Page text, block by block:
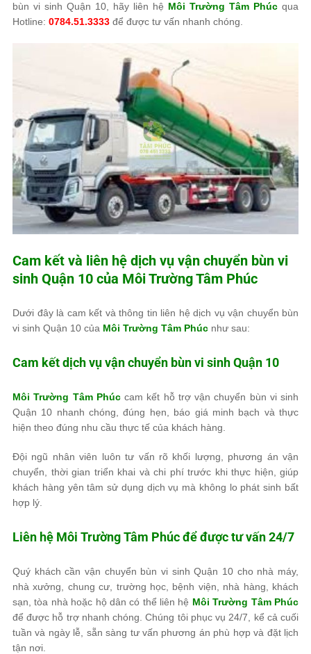
bùn vi sinh Quận 10, hãy liên hệ Môi Trường Tâm Phúc qua
Hotline: 0784.51.3333 để được tư vấn nhanh chóng.
Cam kết và liên hệ dịch vụ vận chuyển bùn vi
sinh Quận 10 của Môi Trường Tâm Phúc
Dưới đây là cam kết và thông tin liên hệ dịch vụ vận chuyển bùn
vi sinh Quận 10 của Môi Trường Tâm Phúc như sau:
Cam kết dịch vụ vận chuyển bùn vi sinh Quận 10
Môi Trường Tâm Phúccam kết hỗ trợ vận chuyển bùn vi sinh
Quận 10 nhanh chóng, đúng hẹn, báo giá minh bạch và thực
hiện theo đúng nhu cầu thực tế của khách hàng.
Đội ngũ nhân viên luôn tư vấn rõ khối lượng, phương án vận
chuyển, thời gian triển khai và chi phí trước khi thực hiện, giúp
khách hàng yên tâm sử dụng dịch vụ mà không lo phát sinh bất
hợp lý.
Liên hệ Môi Trường Tâm Phúcđể được tư vấn 24/7
Quý khách cần vận chuyển bùn vi sinh Quận 10 cho nhà máy,
nhà xưởng, chung cư, trường học, bệnh viện, nhà hàng, khách
sạn, tòa nhà hoặc hộ dân có thể liên hệ Môi Trường Tâm Phúc
để được hỗ trợ nhanh chóng. Chúng tôi phục vụ 24/7, kể cả cuối
tuần và ngày lễ, sẵn sàng tư vấn phương án phù hợp và đặt lịch
tận nơi.